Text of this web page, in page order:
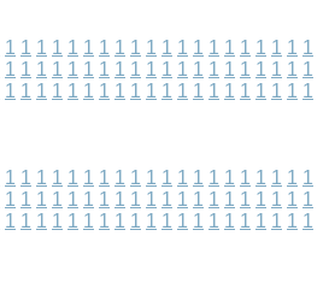
1 1 1 1 1 1 1 1 1 1 1 1 1 1 1 1 1 1 1 1
1 1 1 1 1 1 1 1 1 1 1 1 1 1 1 1 1 1 1 1
1 1 1 1 1 1 1 1 1 1 1 1 1 1 1 1 1 1 1 1
1 1 1 1 1 1 1 1 1 1 1 1 1 1 1 1 1 1 1 1
1 1 1 1 1 1 1 1 1 1 1 1 1 1 1 1 1 1 1 1
1 1 1 1 1 1 1 1 1 1 1 1 1 1 1 1 1 1 1 1